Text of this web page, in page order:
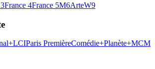
France 4France 5M6ArteW9
LCIParis PremièreComédie+Planète+MCM